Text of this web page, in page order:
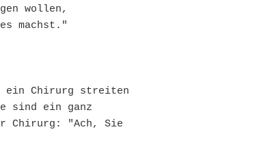
wollen,
ein Chirurg streiten
sind ein ganz
Chirurg: "Ach, Sie